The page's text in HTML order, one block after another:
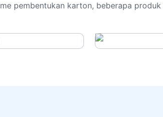
pembentukan karton, beberapa